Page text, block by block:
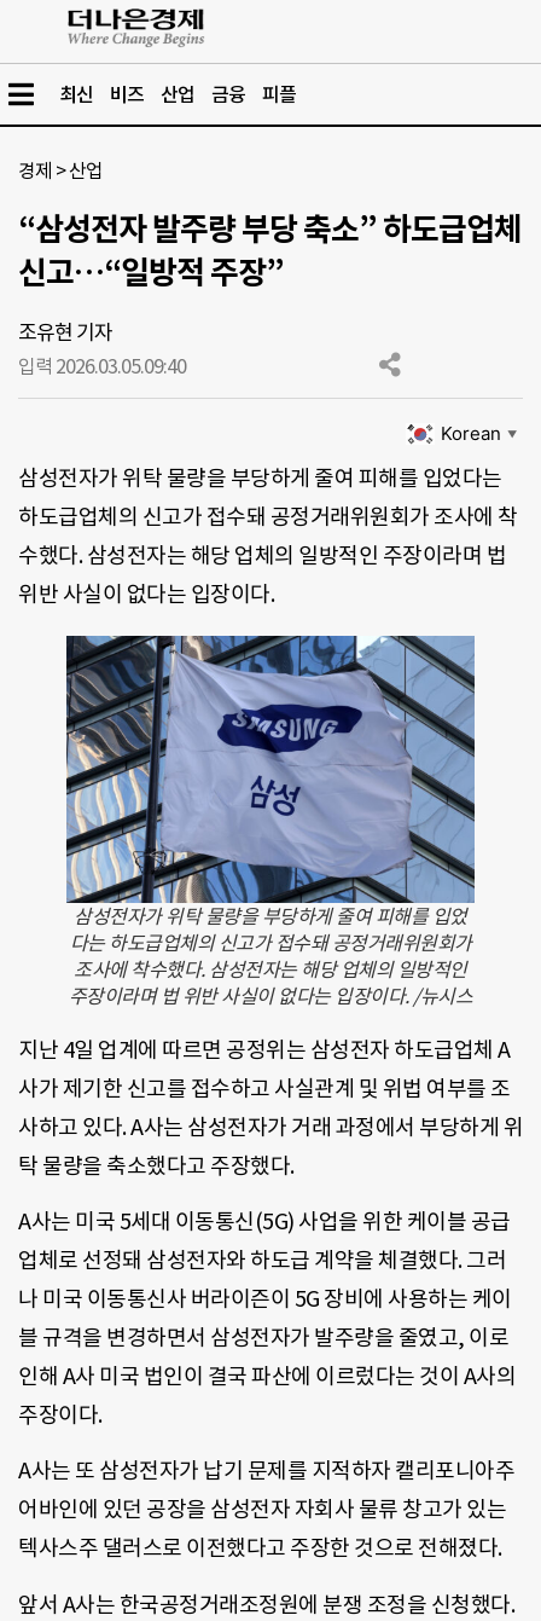
최신 비즈 산업 금융 피플
경제 >산업
“삼성전자 발주량 부당 축소” 하도급업체
신고…“일방적 주장”
조유현 기자
입력 2026.03.05.09:40
Korean ▼
삼성전자가 위탁 물량을 부당하게 줄여 피해를 입었다는
하도급업체의 신고가 접수돼 공정거래위원회가 조사에 착
수했다. 삼성전자는 해당 업체의 일방적인 주장이라며 법
위반 사실이 없다는 입장이다.
삼성전자가 위탁 물량을 부당하게 줄여 피해를 입었
다는 하도급업체의 신고가 접수돼 공정거래위원회가
조사에 착수했다. 삼성전자는 해당 업체의 일방적인
주장이라며 법 위반 사실이 없다는 입장이다. /뉴시스
지난 4일 업계에 따르면 공정위는 삼성전자 하도급업체 A
사가 제기한 신고를 접수하고 사실관계 및 위법 여부를 조
사하고 있다. A사는 삼성전자가 거래 과정에서 부당하게 위
탁 물량을 축소했다고 주장했다.
A사는 미국 5세대 이동통신(5G) 사업을 위한 케이블 공급
업체로 선정돼 삼성전자와 하도급 계약을 체결했다. 그러
나 미국 이동통신사 버라이즌이 5G 장비에 사용하는 케이
블 규격을 변경하면서 삼성전자가 발주량을 줄였고, 이로
인해 A사 미국 법인이 결국 파산에 이르렀다는 것이 A사의
주장이다.
A사는 또 삼성전자가 납기 문제를 지적하자 캘리포니아주
어바인에 있던 공장을 삼성전자 자회사 물류 창고가 있는
텍사스주 댈러스로 이전했다고 주장한 것으로 전해졌다.
앞서 A사는 한국공정거래조정원에 분쟁 조정을 신청했다.